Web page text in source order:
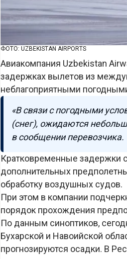
ФОТО: UZBEKISTAN AIRPORTS
Авиакомпания Uzbekistan
задержках вылетов из
неблагоприятными
«В связи с погодными
(снег), ожидаются
в сообщении перевозчика.
Кратковременные задержки
дополнительных
обработку воздушных судов.
При этом в компании
порядок прохождения
По данным синоптиков,
Бухарской и Навоийской
прогнозируются осадки. В